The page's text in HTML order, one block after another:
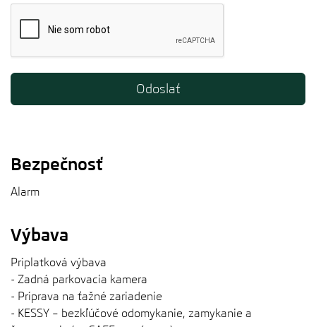
Bezpečnosť
Alarm
Výbava
Príplatková výbava
- Zadná parkovacia kamera
- Príprava na ťažné zariadenie
- KESSY – bezkľúčové odomykanie, zamykanie a